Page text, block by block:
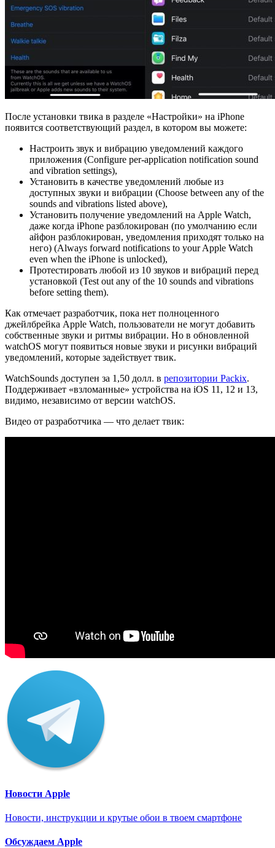
После установки твика в разделе «Настройки» на iPhone
появится соответствующий раздел, в котором вы можете:
Настроить звук и вибрацию уведомлений каждого
приложения (Configure per-application notification sound
and vibration settings),
Установить в качестве уведомлений любые из
доступных звуки и вибрации (Choose between any of the
sounds and vibrations listed above),
Установить получение уведомлений на Apple Watch,
даже когда iPhone разблокирован (по умолчанию если
айфон разблокирован, уведомления приходят только на
него) (Always forward notifications to your Apple Watch
even when the iPhone is unlocked),
Протестировать любой из 10 звуков и вибраций перед
установкой (Test out any of the 10 sounds and vibrations
before setting them).
Как отмечает разработчик, пока нет полноценного
джейлбрейка Apple Watch, пользователи не могут добавить
собственные звуки и ритмы вибрации. Но в обновленной
watchOS могут появиться новые звуки и рисунки вибраций
уведомлений, которые задействует твик.
WatchSounds доступен за 1,50 долл. в репозитории Packix.
Поддерживает «взломанные» устройства на iOS 11, 12 и 13,
видимо, независимо от версии watchOS.
Видео от разработчика — что делает твик:
Новости Apple
Новости, инструкции и крутые обои в твоем смартфоне
Обсуждаем Apple